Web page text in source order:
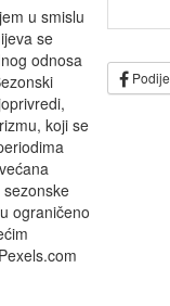
u smislu
se
odnosa
koji se
ograničeno